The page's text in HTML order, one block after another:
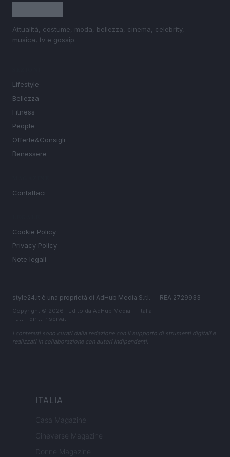
Attualità, costume, moda, bellezza, cinema, celebrity,
musica, tv e gossip.
Lifestyle
Bellezza
Fitness
People
Offerte&Consigli
Benessere
Contattaci
Cookie Policy
Privacy Policy
Note legali
style24.it è una proprietà di AdHub Media S.r.l. — REA 2729933
Copyright © 2026 · Edito da AdHub Media — Italia
Tutti i diritti riservati
I contenuti sono curati dalla redazione con il supporto di strumenti digitali e
realizzati in collaborazione con autori indipendenti.
ITALIA
Casa Magazine
Cineverse Magazine
Donne Magazine